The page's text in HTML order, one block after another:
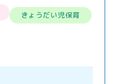
きょうだい児保育